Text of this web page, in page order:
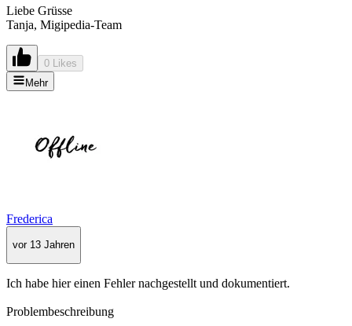
Liebe Grüsse
Tanja, Migipedia-Team
0 Likes
Mehr
Frederica
vor 13 Jahren
Ich habe hier einen Fehler nachgestellt und dokumentiert.
Problembeschreibung